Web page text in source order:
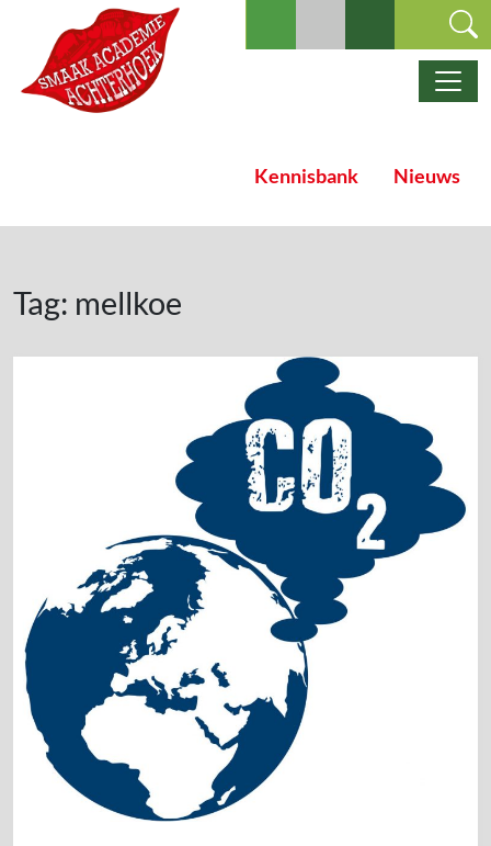
Ga naar de inhoud
Hoofdnavigatie
Kennisbank Nieuws
Tag: mellkoe